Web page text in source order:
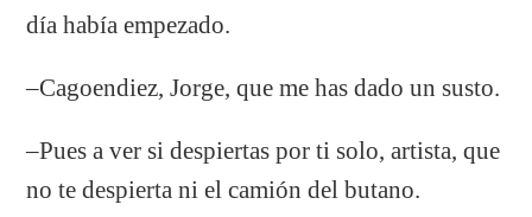
día había empezado.
–Cagoendiez, Jorge, que me has dado un susto.
–Pues a ver si despiertas por ti solo, artista, que
no te despierta ni el camión del butano.